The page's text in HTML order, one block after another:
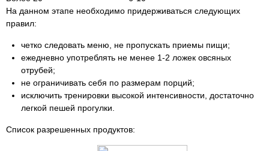
На данном этапе необходимо придерживаться следующих
правил:
четко следовать меню, не пропускать приемы пищи;
ежедневно употреблять не менее 1-2 ложек овсяных
отрубей;
не ограничивать себя по размерам порций;
исключить тренировки высокой интенсивности, достаточно
легкой пешей прогулки.
Список разрешенных продуктов: